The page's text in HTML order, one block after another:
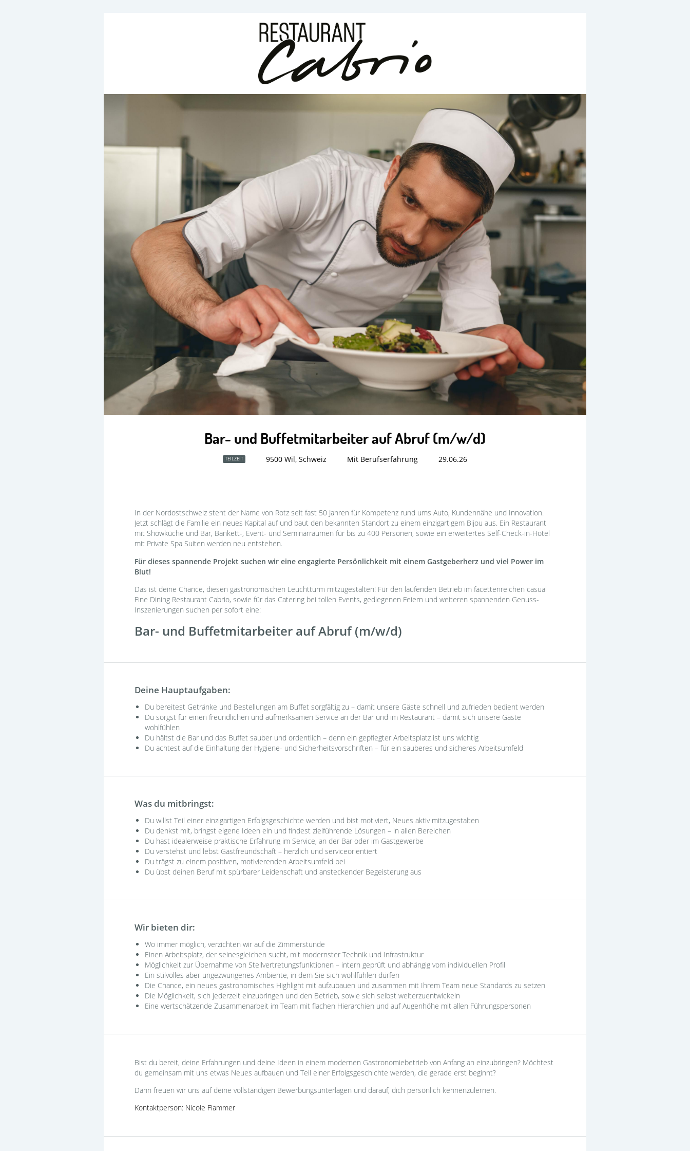
Bar- und Buffetmitarbeiter auf Abruf (m/w/d)
TEILZEIT 9500 Wil, Schweiz Mit Berufserfahrung 29.06.26
In der Nordostschweiz steht der Name von Rotz seit fast 50 Jahren für Kompetenz rund ums Auto, Kundennähe und Innovation.
Jetzt schlägt die Familie ein neues Kapital auf und baut den bekannten Standort zu einem einzigartigem Bijou aus. Ein Restaurant
mit Showküche und Bar, Bankett-, Event- und Seminarräumen für bis zu 400 Personen, sowie ein erweitertes Self-Check-in-Hotel
mit Private Spa Suiten werden neu entstehen.
Für dieses spannende Projekt suchen wir eine engagierte Persönlichkeit mit einem Gastgeberherz und viel Power im
Blut!
Das ist deine Chance, diesen gastronomischen Leuchtturm mitzugestalten! Für den laufenden Betrieb im facettenreichen casual
Fine Dining Restaurant Cabrio, sowie für das Catering bei tollen Events, gediegenen Feiern und weiteren spannenden Genuss-
Inszenierungen suchen per sofort eine:
Bar- und Buffetmitarbeiter auf Abruf (m/w/d)
Deine Hauptaufgaben:
Du bereitest Getränke und Bestellungen am Buffet sorgfältig zu – damit unsere Gäste schnell und zufrieden bedient werden
Du sorgst für einen freundlichen und aufmerksamen Service an der Bar und im Restaurant – damit sich unsere Gäste
wohlfühlen
Du hältst die Bar und das Buffet sauber und ordentlich – denn ein gepflegter Arbeitsplatz ist uns wichtig
Du achtest auf die Einhaltung der Hygiene- und Sicherheitsvorschriften – für ein sauberes und sicheres Arbeitsumfeld
Was du mitbringst:
Du willst Teil einer einzigartigen Erfolgsgeschichte werden und bist motiviert, Neues aktiv mitzugestalten
Du denkst mit, bringst eigene Ideen ein und findest zielführende Lösungen – in allen Bereichen
Du hast idealerweise praktische Erfahrung im Service, an der Bar oder im Gastgewerbe
Du verstehst und lebst Gastfreundschaft – herzlich und serviceorientiert
Du trägst zu einem positiven, motivierenden Arbeitsumfeld bei
Du übst deinen Beruf mit spürbarer Leidenschaft und ansteckender Begeisterung aus
Wir bieten dir:
Wo immer möglich, verzichten wir auf die Zimmerstunde
Einen Arbeitsplatz, der seinesgleichen sucht, mit modernster Technik und Infrastruktur
Möglichkeit zur Übernahme von Stellvertretungsfunktionen – intern geprüft und abhängig vom individuellen Profil
Ein stilvolles aber ungezwungenes Ambiente, in dem Sie sich wohlfühlen dürfen
Die Chance, ein neues gastronomisches Highlight mit aufzubauen und zusammen mit Ihrem Team neue Standards zu setzen
Die Möglichkeit, sich jederzeit einzubringen und den Betrieb, sowie sich selbst weiterzuentwickeln
Eine wertschätzende Zusammenarbeit im Team mit flachen Hierarchien und auf Augenhöhe mit allen Führungspersonen
Bist du bereit, deine Erfahrungen und deine Ideen in einem modernen Gastronomiebetrieb von Anfang an einzubringen? Möchtest
du gemeinsam mit uns etwas Neues aufbauen und Teil einer Erfolgsgeschichte werden, die gerade erst beginnt?
Dann freuen wir uns auf deine vollständigen Bewerbungsunterlagen und darauf, dich persönlich kennenzulernen.
Kontaktperson: Nicole Flammer